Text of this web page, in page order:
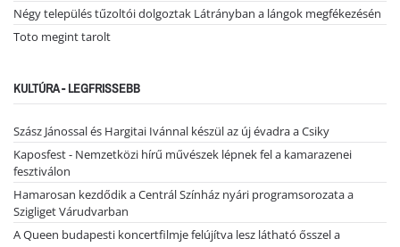
Négy település tűzoltói dolgoztak Látrányban a lángok megfékezésén
Toto megint tarolt
KULTÚRA - LEGFRISSEBB
Szász Jánossal és Hargitai Ivánnal készül az új évadra a Csiky
Kaposfest - Nemzetközi hírű művészek lépnek fel a kamarazenei
fesztiválon
Hamarosan kezdődik a Centrál Színház nyári programsorozata a
Szigliget Várudvarban
A Queen budapesti koncertfilmje felújítva lesz látható ősszel a